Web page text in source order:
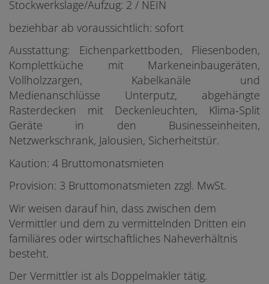
Stockwerkslage/Aufzug: 2 / NEIN
beziehbar ab voraussichtlich: sofort
Ausstattung: Eichenparkettboden, Fliesenboden,
Komplettküche mit Markeneinbaugeräten,
Vollholzzargen, Kabelkanäle und
Medienanschlüsse Unterputz, abgehängte
Rasterdecken mit Deckenleuchten, Klima-Split
Geräte in den Businesseinheiten,
Netzwerkschrank, Jalousien, Sicherheitstür.
Kaution: 4 Bruttomonatsmieten
Provision: 3 Bruttomonatsmieten zzgl. MwSt.
Wir weisen darauf hin, dass zwischen dem
Vermittler und dem zu vermittelnden Dritten ein
familiäres oder wirtschaftliches Naheverhältnis
besteht.
Der Vermittler ist als Doppelmakler tätig.